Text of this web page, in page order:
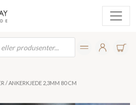
/ ANKERKJEDE 2,3MM 80 CM